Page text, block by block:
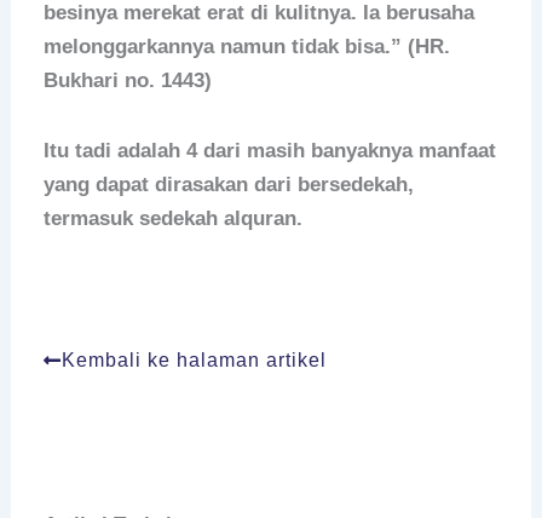
besinya merekat erat di kulitnya. Ia berusaha
melonggarkannya namun tidak bisa.” (HR.
Bukhari no. 1443)
Itu tadi adalah 4 dari masih banyaknya manfaat
yang dapat dirasakan dari bersedekah,
termasuk sedekah alquran.
Kembali ke halaman artikel